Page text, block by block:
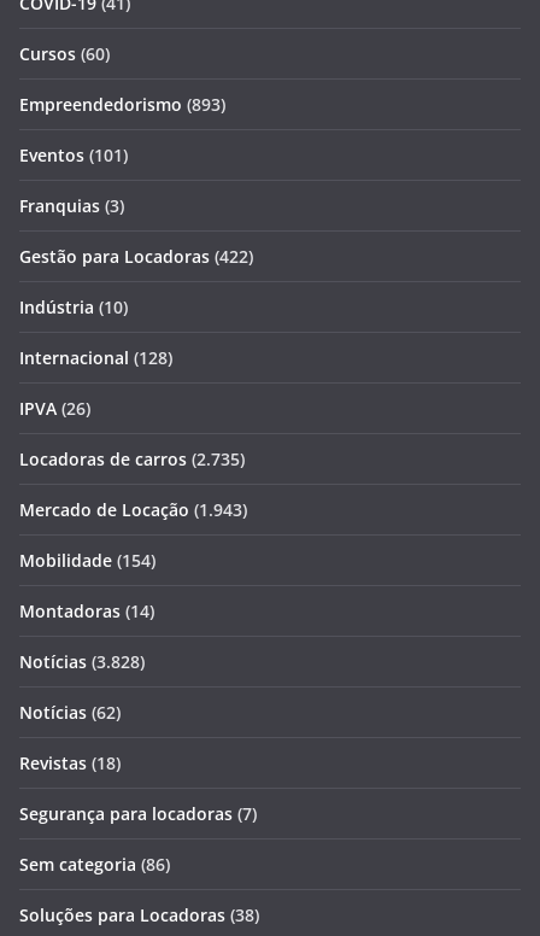
Cursos (60)
Empreendedorismo (893)
Eventos (101)
Franquias (3)
Gestão para Locadoras (422)
Indústria (10)
Internacional (128)
IPVA (26)
Locadoras de carros (2.735)
Mercado de Locação (1.943)
Mobilidade (154)
Montadoras (14)
Notícias (3.828)
Notícias (62)
Revistas (18)
Segurança para locadoras (7)
Sem categoria (86)
Soluções para Locadoras (38)